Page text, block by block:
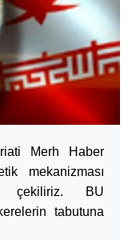
Merh Haber
mekanizması
çekiliriz. BU
tabutuna